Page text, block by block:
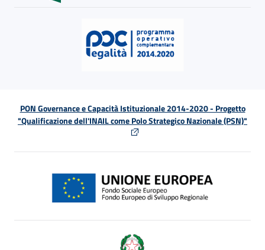
PON Governance e Capacità Istituzionale 2014-2020 - Progetto
"Qualificazione dell'INAIL come Polo Strategico Nazionale (PSN)"